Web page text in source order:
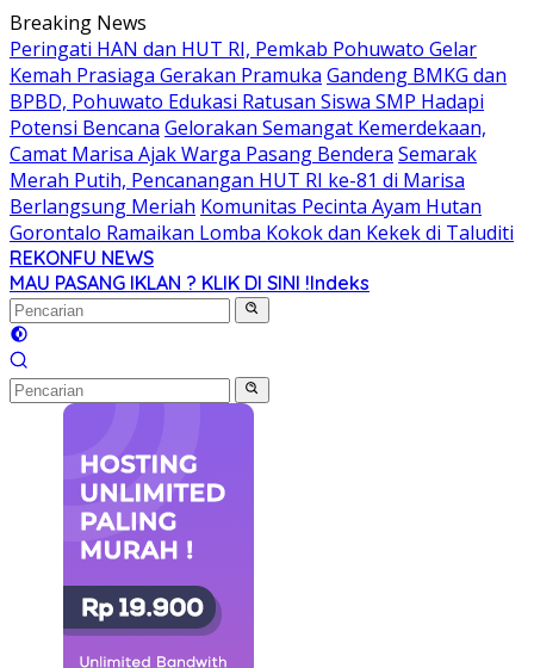
Langsung
ke
konten
Breaking News
Peringati HAN dan HUT RI, Pemkab Pohuwato Gelar
Kemah Prasiaga Gerakan Pramuka Gandeng BMKG dan
BPBD, Pohuwato Edukasi Ratusan Siswa SMP Hadapi
Potensi Bencana Gelorakan Semangat Kemerdekaan,
Camat Marisa Ajak Warga Pasang Bendera Semarak
Merah Putih, Pencanangan HUT RI ke-81 di Marisa
Berlangsung Meriah Komunitas Pecinta Ayam Hutan
Gorontalo Ramaikan Lomba Kokok dan Kekek di Taluditi
REKONFU NEWS
Tegas,
Berani
dan
Transparan
MAU PASANG IKLAN ? KLIK DI SINI !Indeks